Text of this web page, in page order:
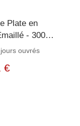
Plate en
- 300mm
6
ouvrés
€